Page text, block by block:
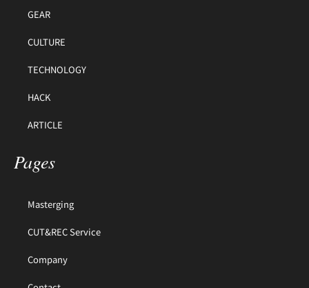
GEAR
CULTURE
TECHNOLOGY
HACK
ARTICLE
Pages
Masterging
CUT&REC Service
Company